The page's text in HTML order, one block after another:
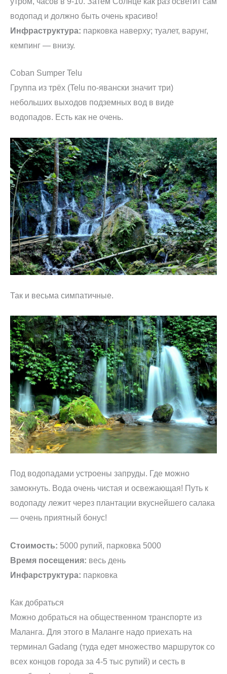
водопад и должно быть очень красиво!
Инфраструктура: парковка наверху; туалет, варунг,
кемпинг — внизу.
Coban Sumper Telu
Группа из трёх (Telu по-явански значит три)
небольших выходов подземных вод в виде
водопадов. Есть как не очень.
Так и весьма симпатичные.
Под водопадами устроены запруды. Где можно
замокнуть. Вода очень чистая и освежающая! Путь к
водопаду лежит через плантации вкуснейшего салака
— очень приятный бонус!
Стоимость: 5000 рупий, парковка 5000
Время посещения: весь день
Инфарструктура: парковка
Как добраться
Можно добраться на общественном транспорте из
Маланга. Для этого в Маланге надо приехать на
терминал Gadang (туда едет множество маршруток со
всех концов города за 4-5 тыс рупий) и сесть в